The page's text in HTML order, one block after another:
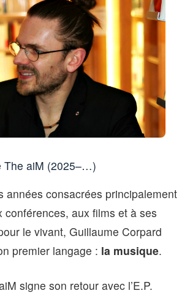
The aiM (2025–…)
années consacrées principalement
conférences, aux films et à ses
le vivant, Guillaume Corpard
premier langage : la musique.
signe son retour avec l’E.P.